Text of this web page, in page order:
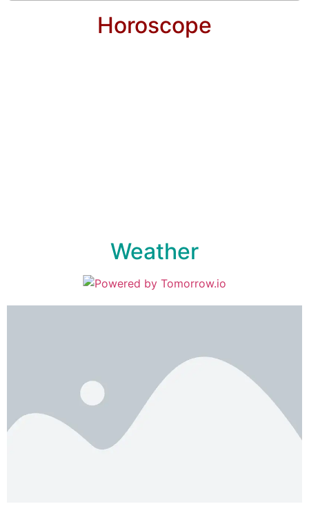
Horoscope
Weather